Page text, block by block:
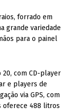
forrado em
grande variedade
para o painel
20, com CD-player
e players de
via GPS, com
oferece 488 litros